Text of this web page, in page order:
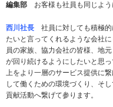
編集部 お客様も社員も同じよう
西川社長 社員に対しても積極的
たいと言ってくれるような会社
員の家族、協力会社の皆様、地
が回り続けるようにしたいと思
上をより一層のサービス提供に
して働くための環境づくり、そ
貢献活動へ繋げて参ります。